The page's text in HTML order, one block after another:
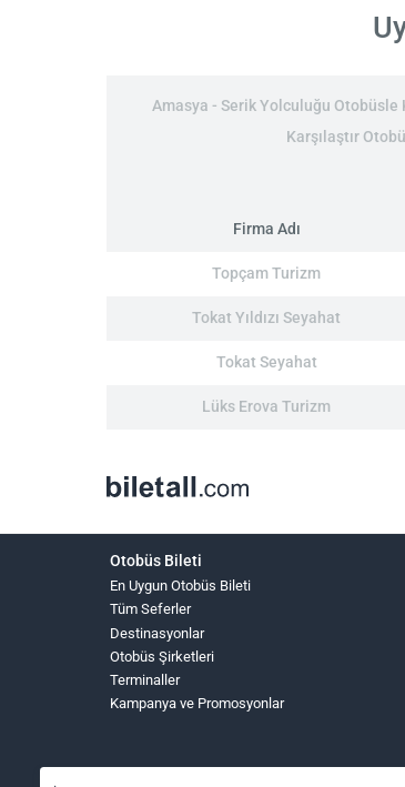
Amasya - Serik Yolculuğu Otobüsle
Karşılaştır
Firma Adı
Topçam Turizm
Tokat Yıldızı Seyahat
Tokat Seyahat
Lüks Erova Turizm
Otobüs Bileti
En Uygun Otobüs Bileti
Tüm Seferler
Destinasyonlar
Otobüs Şirketleri
Terminaller
Kampanya ve Promosyonlar